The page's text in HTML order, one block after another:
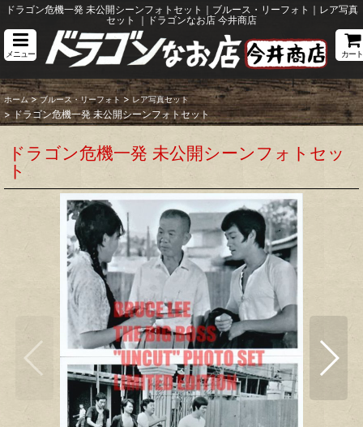
ドラゴン危機一発 未公開シーンフォトセット｜ブルース・リーフォト｜レア写真
セット ｜ドラゴンなお店 今井商店
メニュー カート
ホーム > ブルース・リーフォト > レア写真セット
> ドラゴン危機一発 未公開シーンフォトセット
ドラゴン危機一発 未公開シーンフォトセッ
ト